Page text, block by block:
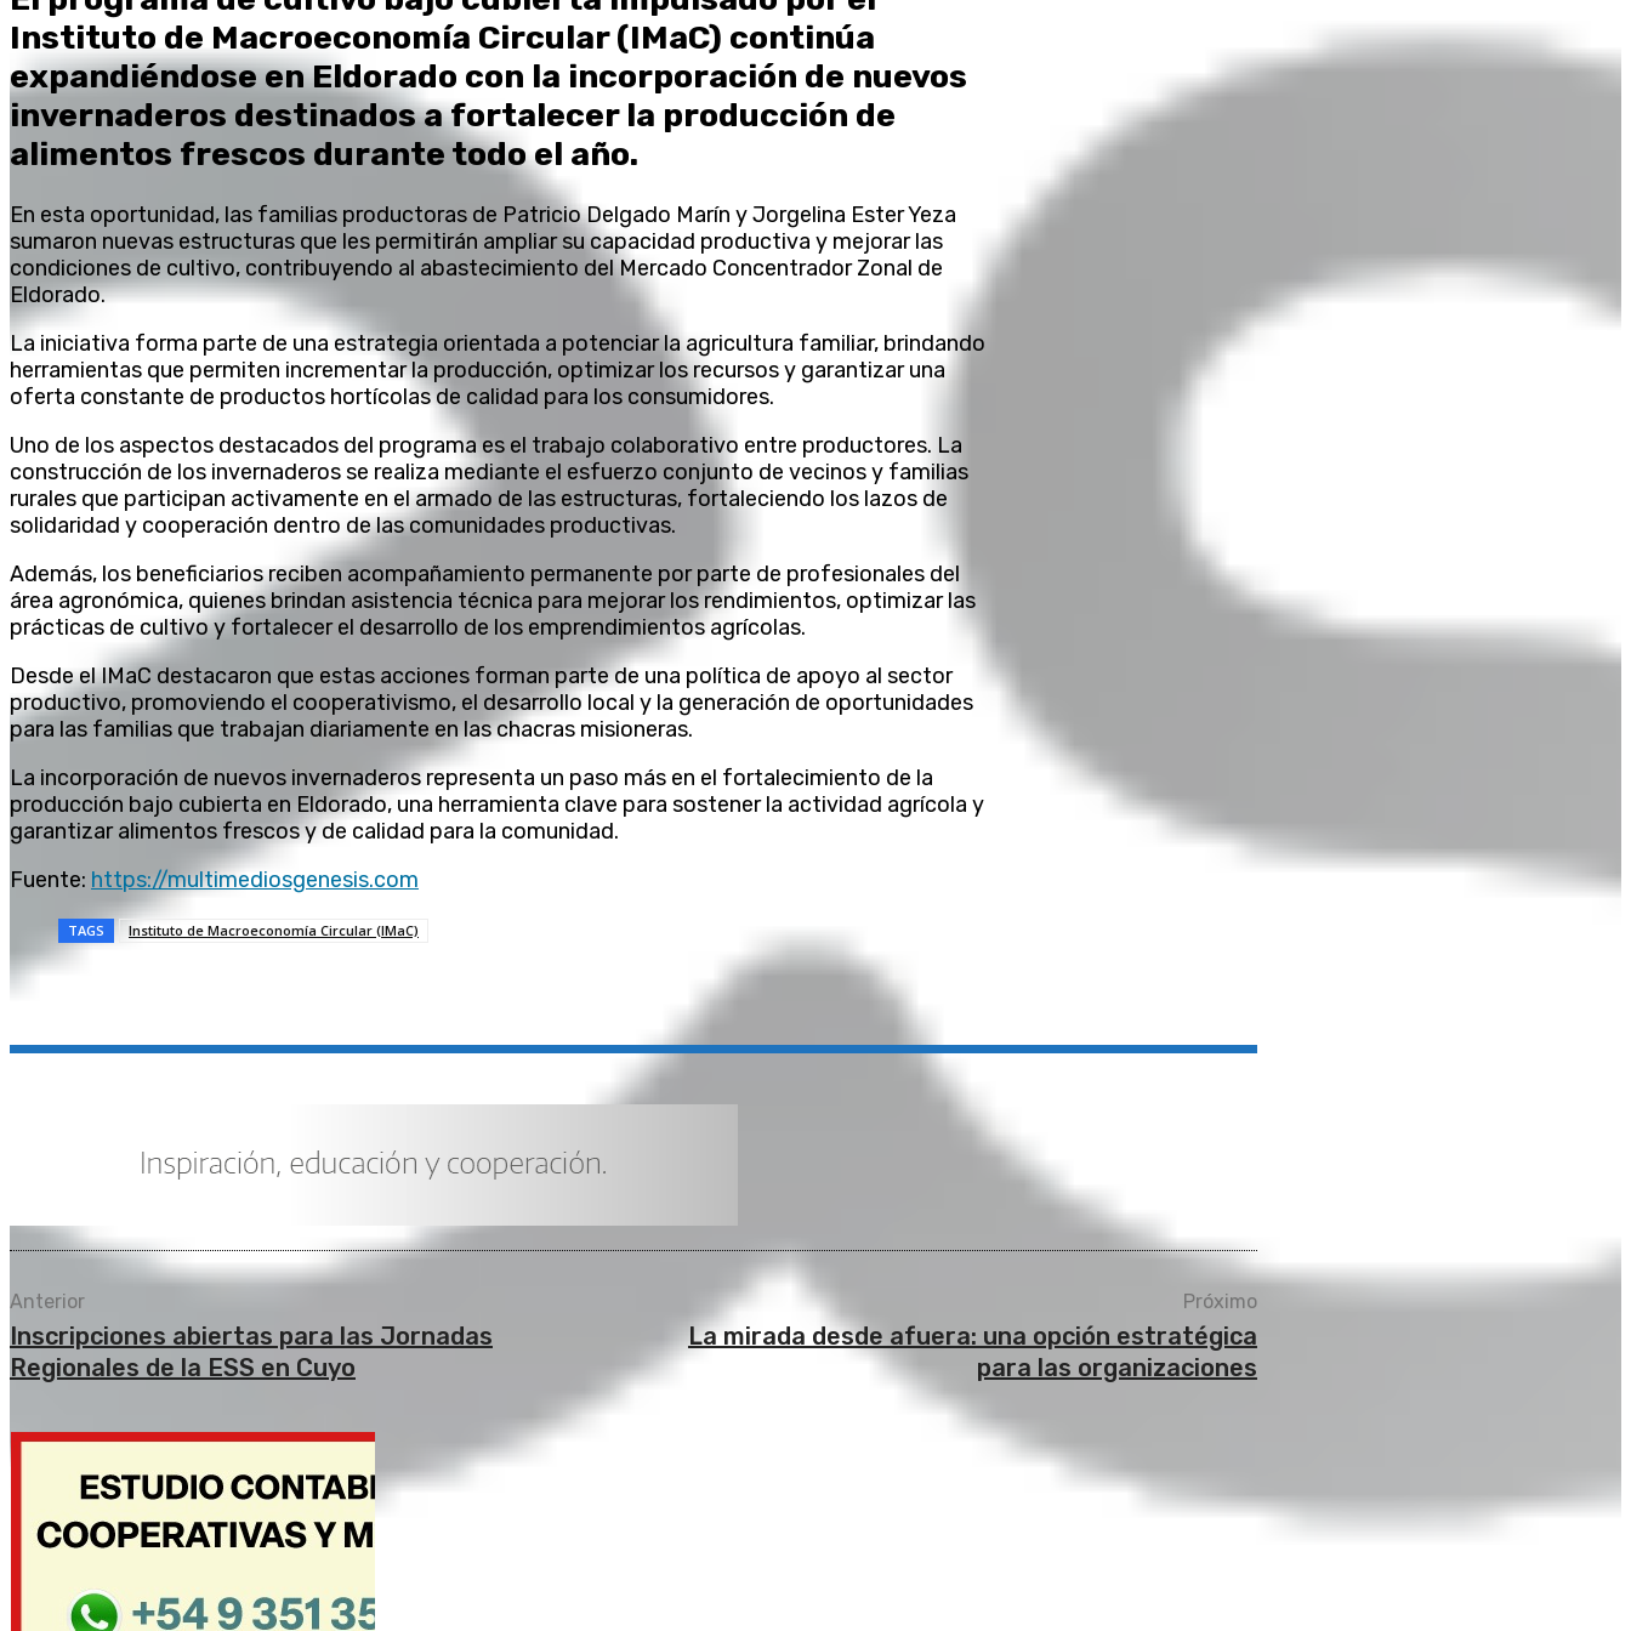
Instituto de Macroeconomía Circular (IMaC) continúa
expandiéndose en Eldorado con la incorporación de nuevos
invernaderos destinados a fortalecer la producción de
alimentos frescos durante todo el año.
En esta oportunidad, las familias productoras de Patricio Delgado Marín y Jorgelina Ester Yeza
sumaron nuevas estructuras que les permitirán ampliar su capacidad productiva y mejorar las
condiciones de cultivo, contribuyendo al abastecimiento del Mercado Concentrador Zonal de
Eldorado.
La iniciativa forma parte de una estrategia orientada a potenciar la agricultura familiar, brindando
herramientas que permiten incrementar la producción, optimizar los recursos y garantizar una
oferta constante de productos hortícolas de calidad para los consumidores.
Uno de los aspectos destacados del programa es el trabajo colaborativo entre productores. La
construcción de los invernaderos se realiza mediante el esfuerzo conjunto de vecinos y familias
rurales que participan activamente en el armado de las estructuras, fortaleciendo los lazos de
solidaridad y cooperación dentro de las comunidades productivas.
Además, los beneficiarios reciben acompañamiento permanente por parte de profesionales del
área agronómica, quienes brindan asistencia técnica para mejorar los rendimientos, optimizar las
prácticas de cultivo y fortalecer el desarrollo de los emprendimientos agrícolas.
Desde el IMaC destacaron que estas acciones forman parte de una política de apoyo al sector
productivo, promoviendo el cooperativismo, el desarrollo local y la generación de oportunidades
para las familias que trabajan diariamente en las chacras misioneras.
La incorporación de nuevos invernaderos representa un paso más en el fortalecimiento de la
producción bajo cubierta en Eldorado, una herramienta clave para sostener la actividad agrícola y
garantizar alimentos frescos y de calidad para la comunidad.
Fuente: https://multimediosgenesis.com
TAGS Instituto de Macroeconomía Circular (IMaC)
Anterior
Inscripciones abiertas para las Jornadas
Regionales de la ESS en Cuyo
Próximo
La mirada desde afuera: una opción estratégica
para las organizaciones